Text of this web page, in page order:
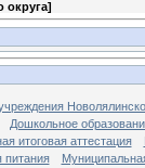
округа]
Дошкольное
итоговая аттестация
питания